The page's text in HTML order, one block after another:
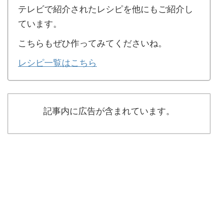
テレビで紹介されたレシピを他にもご紹介し
ています。
こちらもぜひ作ってみてくださいね。
レシピ一覧はこちら
記事内に広告が含まれています。